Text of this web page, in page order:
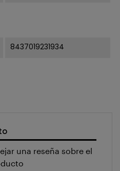
8437019231934
una reseña sobre el